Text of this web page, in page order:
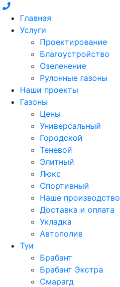
Главная
Услуги
Проектирование
Благоустройство
Озеленение
Рулонные газоны
Наши проекты
Газоны
Цены
Универсальный
Городской
Теневой
Элитный
Люкс
Спортивный
Наше производство
Доставка и оплата
Укладка
Автополив
Туи
Брабант
Брабант Экстра
Смарагд